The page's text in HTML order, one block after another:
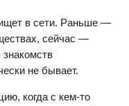
в сети. Раньше —
сейчас —
не бывает.
когда с кем-то